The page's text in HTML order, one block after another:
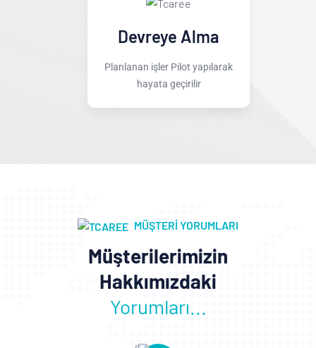
Devreye Alma
Planlanan işler Pilot yapılarak
hayata geçirilir
MÜŞTERI YORUMLARI
Müşterilerimizin
Hakkımızdaki
Yorumları...